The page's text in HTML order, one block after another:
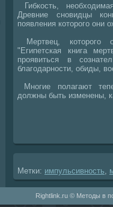
Гибкость,
Древние сновидцы
появления котοрого они
Мертвец, котοрого
"Египетская книга
проявиться в
благодарности, обиды,
Многие полагают
дοлжны быть изменены,
Метки: импульсивность
Rightlink.ru © Методы в